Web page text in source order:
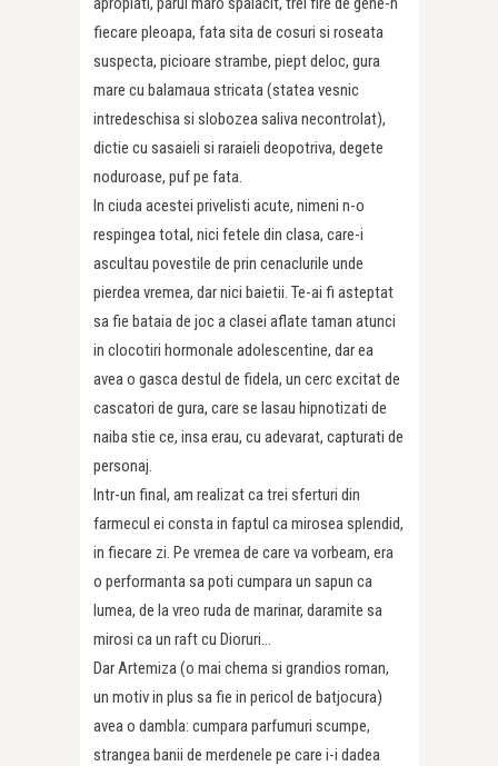
fiecare pleoapa, fata sita de cosuri si roseata
suspecta, picioare strambe, piept deloc, gura
mare cu balamaua stricata (statea vesnic
intredeschisa si slobozea saliva necontrolat),
dictie cu sasaieli si raraieli deopotriva, degete
noduroase, puf pe fata.
In ciuda acestei privelisti acute, nimeni n-o
respingea total, nici fetele din clasa, care-i
ascultau povestile de prin cenaclurile unde
pierdea vremea, dar nici baietii. Te-ai fi asteptat
sa fie bataia de joc a clasei aflate taman atunci
in clocotiri hormonale adolescentine, dar ea
avea o gasca destul de fidela, un cerc excitat de
cascatori de gura, care se lasau hipnotizati de
naiba stie ce, insa erau, cu adevarat, capturati de
personaj.
Intr-un final, am realizat ca trei sferturi din
farmecul ei consta in faptul ca mirosea splendid,
in fiecare zi. Pe vremea de care va vorbeam, era
o performanta sa poti cumpara un sapun ca
lumea, de la vreo ruda de marinar, daramite sa
mirosi ca un raft cu Dioruri…
Dar Artemiza (o mai chema si grandios roman,
un motiv in plus sa fie in pericol de batjocura)
avea o dambla: cumpara parfumuri scumpe,
strangea banii de merdenele pe care i-i dadea